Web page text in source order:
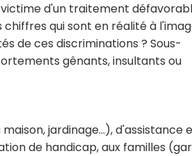
d'un traitement
qui sont en réalité à
de ces discriminations ? Sous-
gênants, insultants ou
jardinage…), d'assistance
de handicap, aux familles